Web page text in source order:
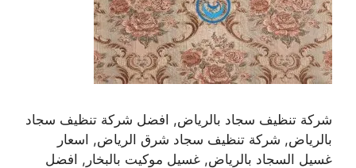
شركة تنظيف سجاد بالرياض, افضل شركة تنظيف سجاد
بالرياض, شركة تنظيف سجاد شرق الرياض, اسعار
غسيل السجاد بالرياض, غسيل موكيت بالبخار, افضل